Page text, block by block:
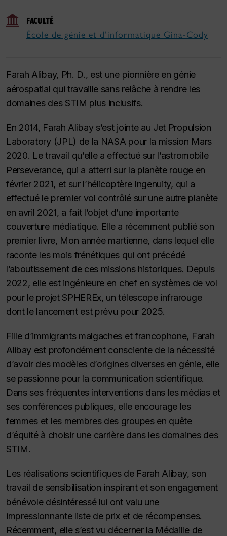
FACULTÉ
École de génie et d’informatique Gina-Cody
Farah Alibay, Ph. D., est une pionnière en génie
aérospatial qui travaille sans relâche à rendre les
domaines des STIM plus inclusifs.
En 2014, Farah Alibay s’est jointe au Jet Propulsion
Laboratory (JPL) de la NASA pour la mission Mars
2020. Le travail qu’elle a effectué sur l’astromobile
Perseverance, qui a atterri sur la planète rouge en
février 2021, et sur l’hélicoptère Ingenuity, qui a
effectué le premier vol contrôlé sur une autre planète
en avril 2021, a fait l’objet d’une importante
couverture médiatique. Elle a récemment publié son
premier livre, Mon année martienne, dans lequel elle
raconte les mois frénétiques qui ont précédé
l’aboutissement de ces missions historiques. Depuis
2022, elle est ingénieure en chef en systèmes de vol
pour le projet SPHEREx, un télescope infrarouge
dont le lancement est prévu pour 2025.
Fille d’immigrants malgaches et francophone, Farah
Alibay est profondément consciente de la nécessité
d’avoir des modèles d’origines diverses en génie, elle
se passionne pour la communication scientifique.
Dans ses fréquentes interventions dans les médias et
ses conférences publiques, elle encourage les
femmes et les membres des groupes en quête
d’équité à choisir une carrière dans les domaines des
STIM.
Les réalisations scientifiques de Farah Alibay, son
travail de sensibilisation inspirant et son engagement
bénévole désintéressé lui ont valu une
impressionnante liste de prix et de récompenses.
Récemment, elle s’est vu décerner la Médaille de